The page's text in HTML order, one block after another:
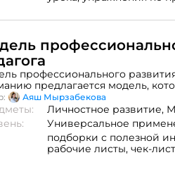
профессионального
предлагается модель,
развитие
возможности для
круг – это вы, как учитель,
над профессиональным
ученики, развитие в этой
обратной связи от
Аяш Мырзабекова
Личностное развитие,
Универсальное
подборки с полезной
рабочие листы, чек-